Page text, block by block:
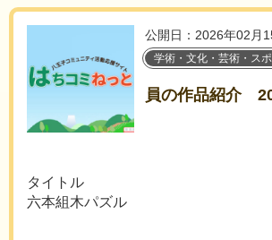
公開日：2026年02月
学術・文化・芸術・ス
員の作品紹介
タイトル
六本組木パズル